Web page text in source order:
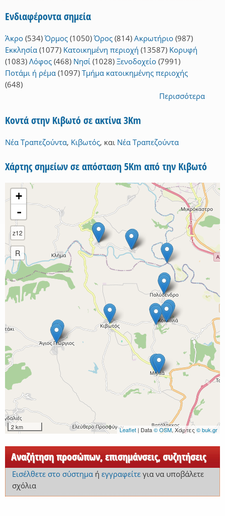
Ενδιαφέροντα σημεία
Άκρο (534) Όρμος (1050) Όρος (814) Ακρωτήριο (987)
Εκκλησία (1077) Κατοικημένη περιοχή (13587) Κορυφή
(1083) Λόφος (468) Νησί (1028) Ξενοδοχείο (7991)
Ποτάμι ή ρέμα (1097) Τμήμα κατοικημένης περιοχής
(648)
Περισσότερα
Κοντά στην Κιβωτό σε ακτίνα 3Km
Νέα Τραπεζούντα, Κιβωτός, και Νέα Τραπεζούντα
Χάρτης σημείων σε απόσταση 5Km από την Κιβωτό
+
-
z12
R
2 km Leaflet | Data© OSM, Χάρτες © buk.gr
Αναζήτηση προσώπων, επισημάνσεις, συζητήσεις
Εισέλθετε στο σύστημαή εγγραφείτεγια να υποβάλετε
σχόλια